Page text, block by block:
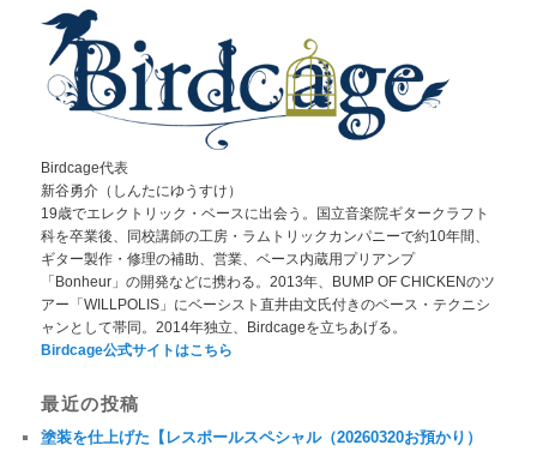
Birdcage代表
新谷勇介（しんたにゆうすけ）
19歳でエレクトリック・ベースに出会う。国立音楽院ギタークラフト
科を卒業後、同校講師の工房・ラムトリックカンパニーで約10年間、
ギター製作・修理の補助、営業、ベース内蔵用プリアンプ
「Bonheur」の開発などに携わる。2013年、BUMP OF CHICKENのツ
アー「WILLPOLIS」にベーシスト直井由文氏付きのベース・テクニシ
ャンとして帯同。2014年独立、Birdcageを立ちあげる。
Birdcage公式サイトはこちら
最近の投稿
塗装を仕上げた【レスポールスペシャル（20260320お預かり）